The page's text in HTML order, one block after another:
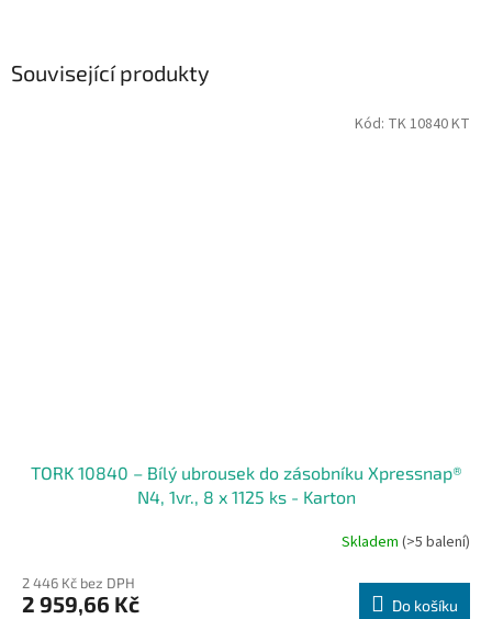
Související produkty
TORK 10840 – Bílý ubrousek do zásobníku Xpressnap®
N4, 1vr., 8 x 1125 ks - Karton
Skladem (>5 balení)
2 446 Kč bez DPH
2 959,66 Kč Do košíku
Kód: TK 10840 KT